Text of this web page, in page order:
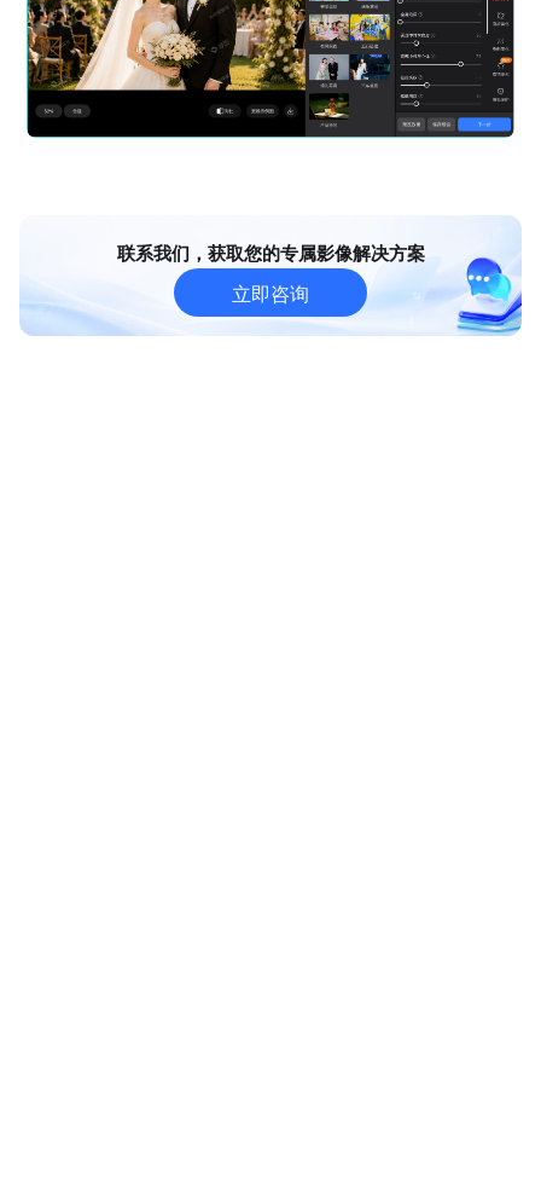
联系我们，获取您的专属影像解决方案
立即咨询